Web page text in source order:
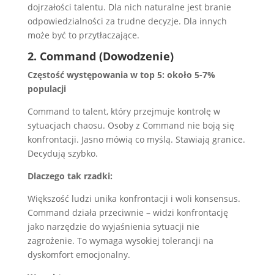
dojrzałości talentu. Dla nich naturalne jest branie
odpowiedzialności za trudne decyzje. Dla innych
może być to przytłaczające.
2. Command (Dowodzenie)
Częstość występowania w top 5: około 5-7%
populacji
Command to talent, który przejmuje kontrolę w
sytuacjach chaosu. Osoby z Command nie boją się
konfrontacji. Jasno mówią co myślą. Stawiają granice.
Decydują szybko.
Dlaczego tak rzadki:
Większość ludzi unika konfrontacji i woli konsensus.
Command działa przeciwnie – widzi konfrontację
jako narzędzie do wyjaśnienia sytuacji nie
zagrożenie. To wymaga wysokiej tolerancji na
dyskomfort emocjonalny.